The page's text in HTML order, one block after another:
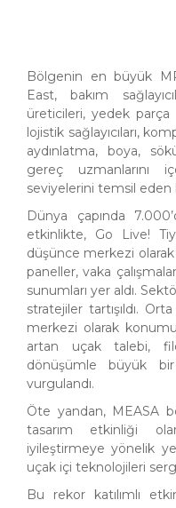
Bölgenin en büyük
East, bakım
üreticileri, yedek
lojistik sağlayıcıları,
aydınlatma, boya,
gereç uzmanlarını
seviyelerini temsil eden
Dünya çapında
etkinlikte, Go Live!
düşünce merkezi
paneller, vaka
sunumları yer aldı.
stratejiler tartışıldı.
merkezi olarak
artan uçak talebi,
dönüşümle büyük
vurgulandı.
Öte yandan, MEASA
tasarım etkinliği
iyileştirmeye yönelik
uçak içi teknolojileri
Bu rekor katılımlı